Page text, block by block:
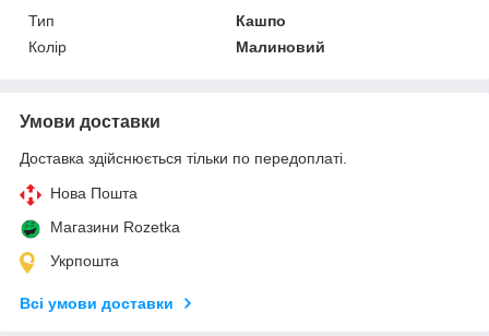
Тип
Кашпо
Колір
Малиновий
Умови доставки
Доставка здійснюється тільки по передоплаті.
Нова Пошта
Магазини Rozetka
Укрпошта
Всі умови доставки